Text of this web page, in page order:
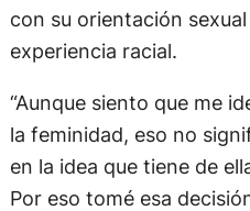
con su orientación
experiencia racial.
“Aunque siento que me
la feminidad, eso no
en la idea que tiene de
Por eso tomé esa